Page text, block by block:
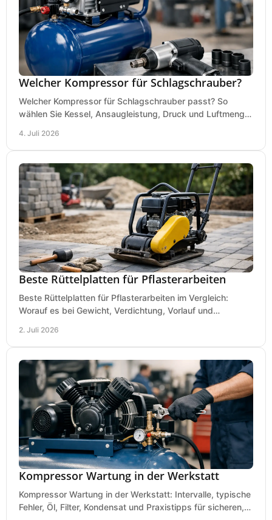
Welcher Kompressor für Schlagschrauber?
Welcher Kompressor für Schlagschrauber passt? So
wählen Sie Kessel, Ansaugleistung, Druck und Luftmenge
4. Juli 2026
Beste Rüttelplatten für Pflasterarbeiten
Beste Rüttelplatten für Pflasterarbeiten im Vergleich:
Worauf es bei Gewicht, Verdichtung, Vorlauf und
2. Juli 2026
Kompressor Wartung in der Werkstatt
Kompressor Wartung in der Werkstatt: Intervalle, typische
Fehler, Öl, Filter, Kondensat und Praxistipps für sicheren,